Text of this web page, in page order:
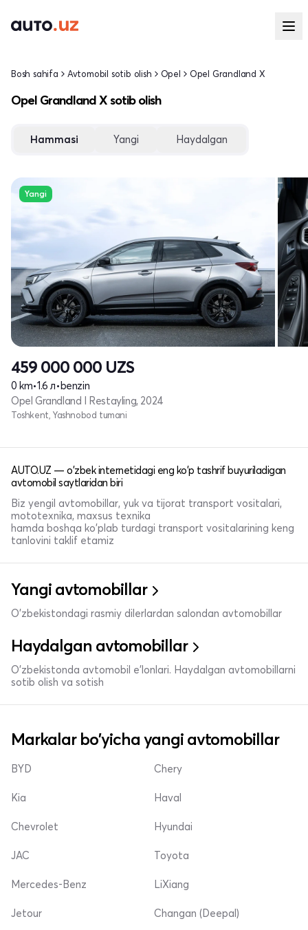
Bosh sahifa Avtomobil sotib olish Opel Opel Grandland X
Opel Grandland X sotib olish
Hammasi Yangi Haydalgan
Yangi
459 000 000 UZS
0 km•1.6 л•benzin
Opel Grandland I Restayling, 2024
Toshkent, Yashnobod tumani
AUTO.UZ — o'zbek internetidagi eng ko'p tashrif buyuriladigan
avtomobil saytlaridan biri
Biz yengil avtomobillar, yuk va tijorat transport vositalari,
mototexnika, maxsus texnika
hamda boshqa ko'plab turdagi transport vositalarining keng
tanlovini taklif etamiz
Yangi avtomobillar
O'zbekistondagi rasmiy dilerlardan salondan avtomobillar
Haydalgan avtomobillar
O'zbekistonda avtomobil e’lonlari. Haydalgan avtomobillarni
sotib olish va sotish
Markalar bo'yicha yangi avtomobillar
BYD
Kia
Chevrolet
Chery
Haval
Hyundai
JAC
Mercedes-Benz
Jetour
Toyota
LiXiang
Changan (Deepal)